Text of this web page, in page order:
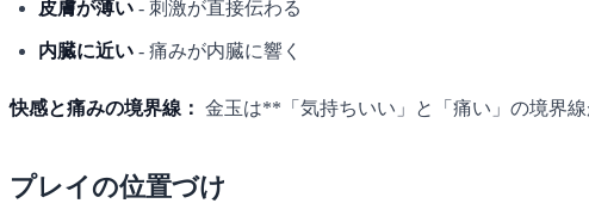
皮膚が薄い - 刺激が直接伝わる
内臓に近い - 痛みが内臓に響く
快感と痛みの境界線： 金玉は**「気持ちいい」と「痛い」の境界
プレイの位置づけ